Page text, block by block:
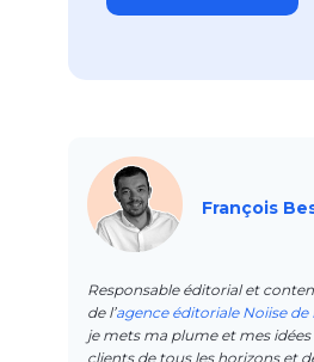
François
Responsable éditorial et
de l’agence éditoriale Noiise de
je mets ma plume et mes idées
clients de tous les horizons et